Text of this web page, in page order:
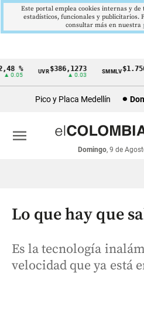
Cintillo
económicos
Colombia
%
0.05
UVR$386,1273
▲ 0.03
SMMLV
Pico y Placa Medellín
Domingo, 9 de
menu
Lo que hay que
Es la tecnología
velocidad que ya está
Este portal emplea cookies internas y de
estadísticos, funcionales y publicitarios.
consultar más en nuestra